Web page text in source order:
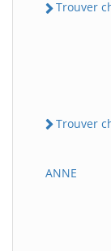
Trouver
Trouver
ANNE